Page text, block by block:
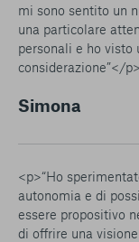
mi sono sentito un
una particolare
personali e ho visto
considerazione”</p>
Simona
<p>“Ho
autonomia e di
essere propositivo
di offrire una